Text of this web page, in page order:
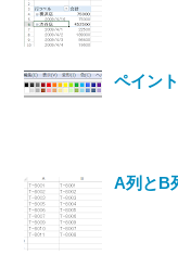
ペイン
A列とB